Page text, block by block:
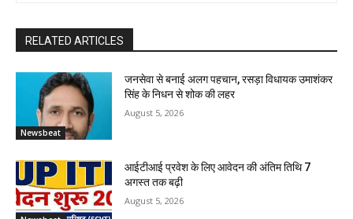
RELATED ARTICLES
Newsbeat
जनसेवा से बनाई अलग पहचान, रसड़ा विधायक उमाशंकर
सिंह के निधन से शोक की लहर
August 5, 2026
आईटीआई प्रवेश के लिए आवेदन की अंतिम तिथि 7
अगस्त तक बढ़ी
August 5, 2026